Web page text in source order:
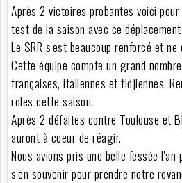
Après 2 victoires probantes voici
test de la saison avec ce
Le SRR s'est beaucoup renforcé et
Cette équipe compte un grand
françaises, italiennes et fidjiennes.
roles cette saison.
Après 2 défaites contre Toulouse et
auront à coeur de réagir.
Nous avions pris une belle fessée l'an
s'en souvenir pour prendre notre